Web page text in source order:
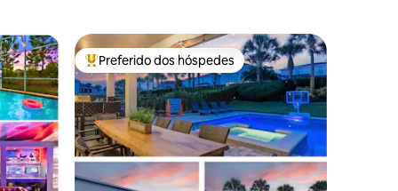
hóspedes Entre os melhores preferidos dos hóspedes
Preferido dos hóspedes